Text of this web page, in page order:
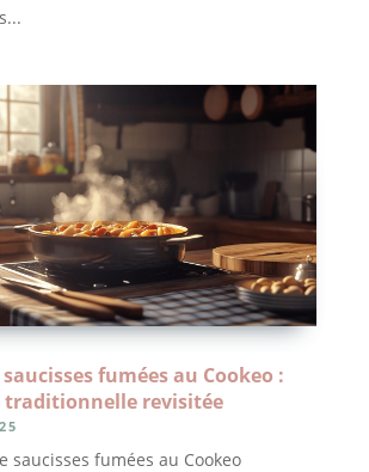
fumées au Cookeo :
traditionnelle revisitée
saucisses fumées au Cookeo